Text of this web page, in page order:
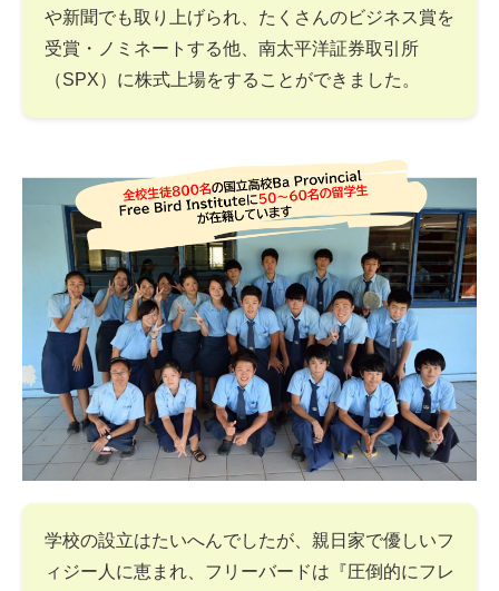
や新聞でも取り上げられ、たくさんのビジネス賞を
受賞・ノミネートする他、南太平洋証券取引所
（SPX）に株式上場をすることができました。
学校の設立はたいへんでしたが、親日家で優しいフ
ィジー人に恵まれ、フリーバードは『圧倒的にフレ